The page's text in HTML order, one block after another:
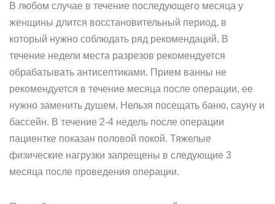
В любом случае в течение последующего месяца у
женщины длится восстановительный период, в
который нужно соблюдать ряд рекомендаций. В
течение недели места разрезов рекомендуется
обрабатывать антисептиками. Прием ванны не
рекомендуется в течение месяца после операции, ее
нужно заменить душем. Нельзя посещать баню, сауну и
бассейн. В течение 2-4 недель после операции
пациентке показан половой покой. Тяжелые
физические нагрузки запрещены в следующие 3
месяца после проведения операции.